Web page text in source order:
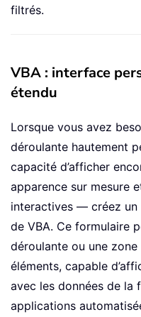
filtrés.
VBA : interface
étendu
Lorsque vous avez
déroulante hautement
capacité d’afficher
apparence sur mesure
interactives — créez un
de VBA. Ce formulaire
déroulante ou une
éléments, capable
avec les données de la
applications